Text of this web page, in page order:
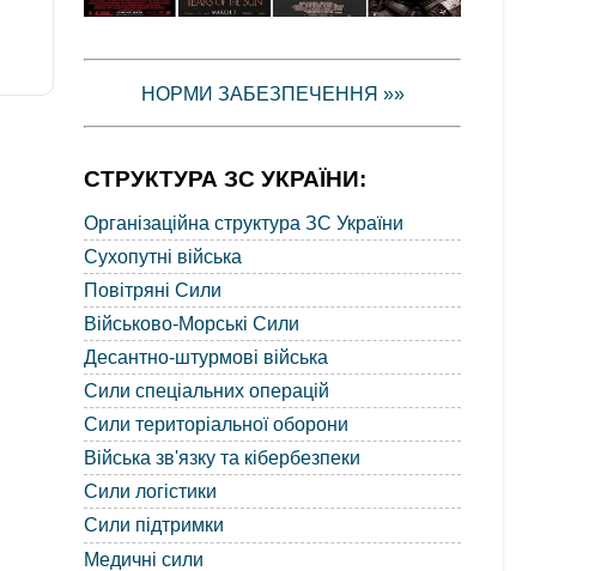
НОРМИ ЗАБЕЗПЕЧЕННЯ »»
СТРУКТУРА ЗС УКРАЇНИ:
Організаційна структура ЗС України
Сухопутні війська
Повітряні Сили
Військово-Морські Сили
Десантно-штурмові війська
Сили спеціальних операцій
Сили територіальної оборони
Війська зв'язку та кібербезпеки
Сили логістики
Сили підтримки
Медичні сили